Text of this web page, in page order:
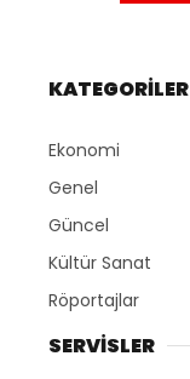
KATEGORİLER
Ekonomi
Genel
Güncel
Kültür Sanat
Röportajlar
SERVİSLER